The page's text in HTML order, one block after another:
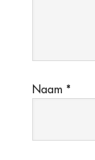
Naam *